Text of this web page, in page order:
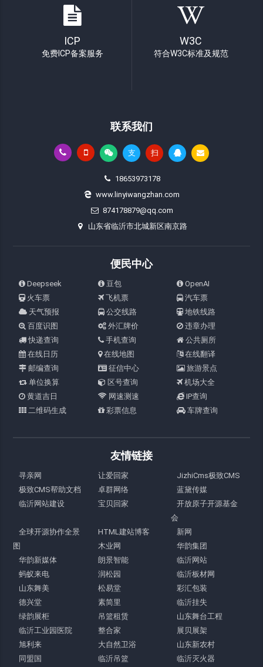
ICP
免费ICP备案服务
W3C
符合W3C标准及规范
联系我们
支 扫
18653973178
www.linyiwangzhan.com
874178879@qq.com
山东省临沂市北城新区南京路
便民中心
Deepseek 豆包
OpenAI
火车票
飞机票
汽车票
天气预报
公交线路
地铁线路
百度识图
外汇牌价
违章办理
快递查询
手机查询
公共厕所
在线日历
在线地图
在线翻译
邮编查询
征信中心
旅游景点
单位换算
区号查询
机场大全
黄道吉日
网速测速
IP查询
二维码生成
彩票信息 车牌查询
友情链接
寻亲网 让爱回家
JizhiCms极致CMS
极致CMS帮助文档
卓群网络
蓝黛传媒
临沂网站建设
宝贝回家
开放原子开源基金
会
全球开源协作全景
图
HTML建站博客
新网
木业网
华韵集团
华韵新媒体
朗景智能
临沂网站
蚂蚁来电
润松园
临沂板材网
山东舞美
松易堂
彩汇包装
德兴堂
素简里
临沂挂失
绿韵展柜
吊篮租赁
山东舞台工程
临沂工业园医院
整合家
展贝展架
旭利来
大自然卫浴
山东新农村
同盟国
临沂吊篮
临沂灭火器